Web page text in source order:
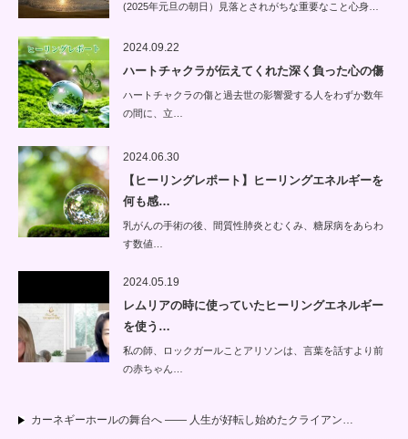
(2025年元旦の朝日）見落とされがちな重要なこと心身…
2024.09.22
ハートチャクラが伝えてくれた深く負った心の傷
ハートチャクラの傷と過去世の影響愛する人をわずか数年
の間に、立…
2024.06.30
【ヒーリングレポート】ヒーリングエネルギーを
何も感…
乳がんの手術の後、間質性肺炎とむくみ、糖尿病をあらわ
す数値…
2024.05.19
レムリアの時に使っていたヒーリングエネルギー
を使う…
私の師、ロックガールことアリソンは、言葉を話すより前
の赤ちゃん…
カーネギーホールの舞台へ —— 人生が好転し始めたクライアン…